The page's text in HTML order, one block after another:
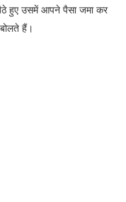
हुए उसमें आपने पैसा जमा कर
हैं।